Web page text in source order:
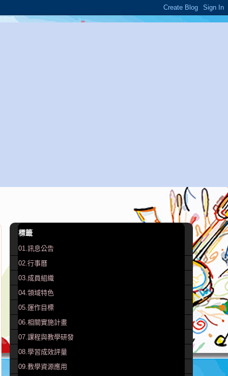
標籤
01.訊息公告
02.行事曆
03.成員組織
04.領域特色
05.運作目標
06.相關實施計畫
07.課程與教學研發
08.學習成效評量
09.教學資源應用